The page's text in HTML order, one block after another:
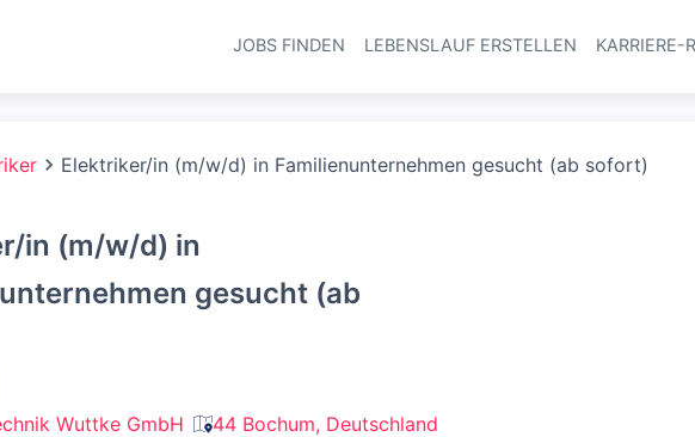
Haupt-
JOBS FINDEN LEBENSLAUF ERSTELLEN KARRIERE-
Elektriker/in (m/w/d) in Familienunternehmen gesucht (ab sofort)
in (m/w/d) in
gesucht (ab
Wuttke GmbH
44 Bochum, Deutschland